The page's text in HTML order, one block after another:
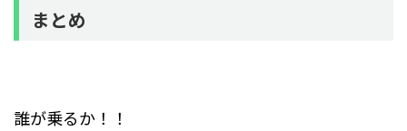
まとめ
誰が乗るか！！